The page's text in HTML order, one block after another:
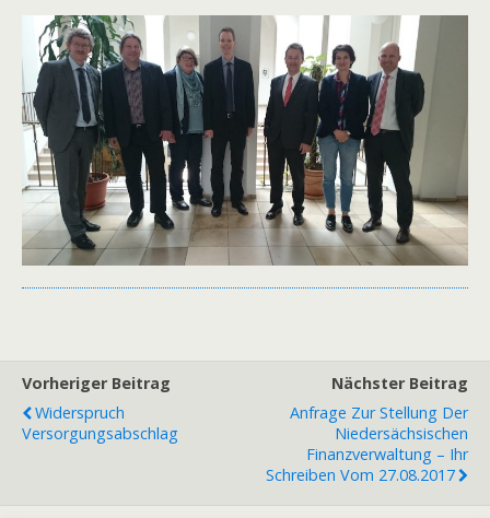
Vorheriger Beitrag
Widerspruch
Versorgungsabschlag
Nächster Beitrag
Anfrage Zur Stellung Der
Niedersächsischen
Finanzverwaltung – Ihr
Schreiben Vom 27.08.2017